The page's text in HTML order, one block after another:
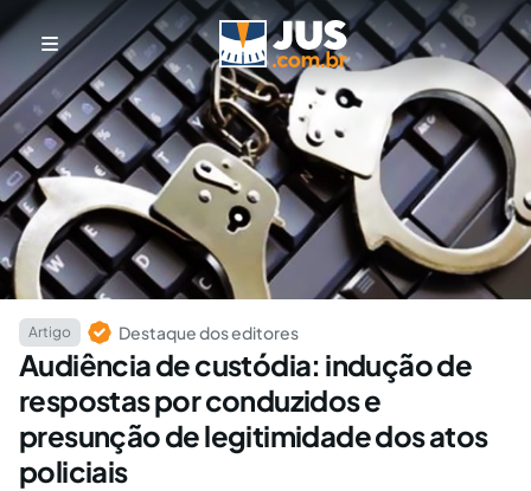
Artigo Destaque dos editores
Audiência de custódia: indução de
respostas por conduzidos e
presunção de legitimidade dos atos
policiais